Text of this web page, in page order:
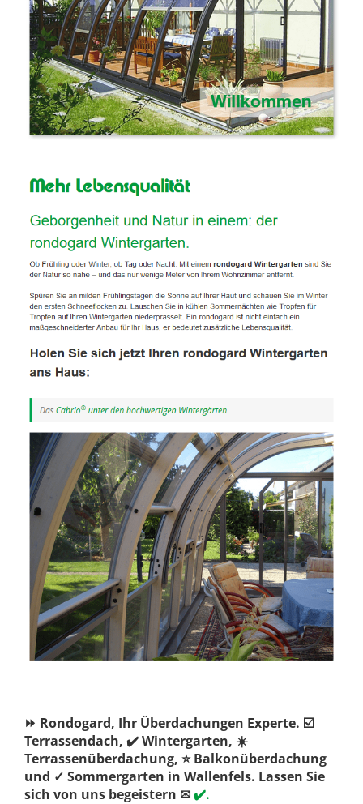
⏩ Rondogard, Ihr Überdachungen Experte. ☑️
Terrassendach, ✔️ Wintergarten, ☀️
Terrassenüberdachung, ⭐ Balkonüberdachung
und ✓ Sommergarten in Wallenfels. Lassen Sie
sich von uns begeistern ✉✔️.